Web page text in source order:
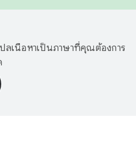
ลเนื้อหาเป็นภาษาที่คุณต้องการ